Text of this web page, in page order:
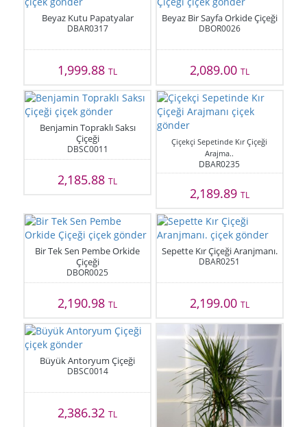
Beyaz Kutu Papatyalar
DBAR0317
1,999.88TL
Beyaz Bir Sayfa Orkide Çiçeği
DBOR0026
2,089.00 TL
Benjamin Topraklı Saksı
Çiçeği
DBSC0011
2,185.88TL
Çiçekçi Sepetinde Kır Çiçeği
Arajma..
DBAR0235
2,189.89 TL
Bir Tek Sen Pembe Orkide
Çiçeği
DBOR0025
2,190.98TL
Sepette Kır Çiçeği Aranjmanı.
DBAR0251
2,199.00 TL
Büyük Antoryum Çiçeği
DBSC0014
2,386.32TL